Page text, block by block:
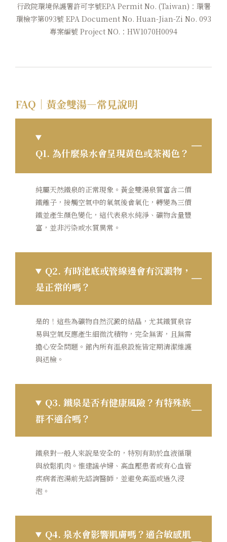
行政院環境保護署許可字號EPA Permit No. (Taiwan)：環署
環檢字第093號 EPA Document No. Huan-Jian-Zi No. 093
專案編號 Project NO.：HW1070H0094
FAQ ｜黃金雙湯—常見說明
Q1. 為什麼泉水會呈現黃色或茶褐色？
純屬天然鐵泉的正常現象。黃金雙湯泉質富含二價
鐵離子，接觸空氣中的氧氣後會氧化，轉變為三價
鐵並產生顏色變化，這代表泉水純淨、礦物含量豐
富，並非污染或水質異常。
Q2. 有時池底或管線邊會有沉澱物，
是正常的嗎？
是的！這些為礦物自然沉澱的結晶，尤其鐵質泉容
易與空氣反應產生細微沈積物，完全無害，且無需
擔心安全問題。館內所有溫泉設施皆定期清潔維護
與送檢。
Q3. 鐵泉是否有健康風險？有特殊族
群不適合嗎？
鐵泉對一般人來說是安全的，特別有助於血液循環
與放鬆肌肉。惟建議孕婦、高血壓患者或有心血管
疾病者泡湯前先諮詢醫師，並避免高溫或過久浸
泡。
Q4.泉水會影響肌膚嗎？適合敏感肌